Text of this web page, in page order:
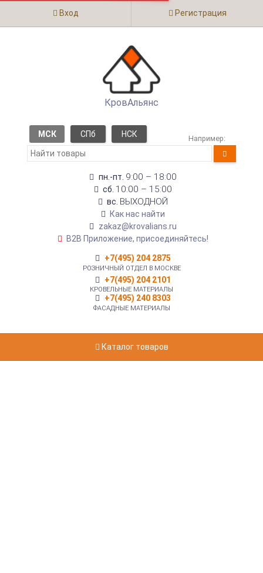
Вход Регистрация
КровАльянс
МСК СПб НСК Например:
пн.-пт. 9:00 – 18:00
сб. 10:00 – 15:00
вс. ВЫХОДНОЙ
Как нас найти
zakaz@krovalians.ru
B2B Приложение, присоединяйтесь!
+7(495) 204 2875
РОЗНИЧНЫЙ ОТДЕЛ В МОСКВЕ
+7(495) 204 2101
КРОВЕЛЬНЫЕ МАТЕРИАЛЫ
+7(495) 240 8303
ФАСАДНЫЕ МАТЕРИАЛЫ
Каталог товаров